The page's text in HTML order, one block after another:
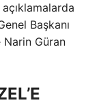
Başkanı
Narin Güran